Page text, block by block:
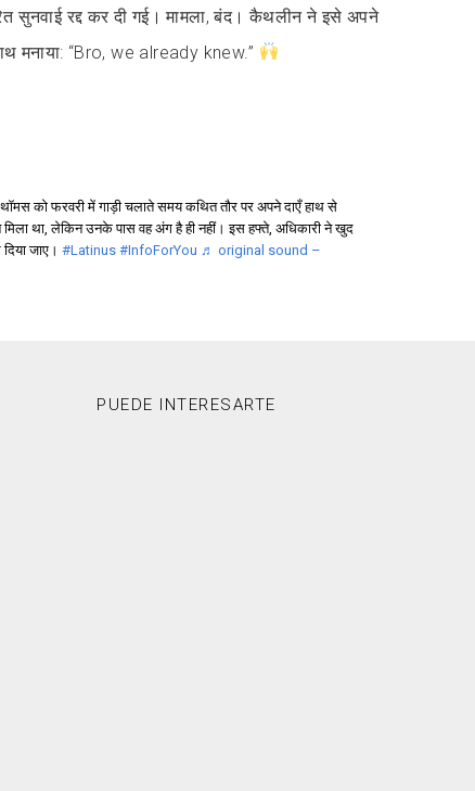
सुनवाई रद्द कर दी गई। मामला, बंद। कैथलीन ने इसे अपने
मनाया: “Bro, we already knew.”
को फरवरी में गाड़ी चलाते समय कथित तौर पर अपने दाएँ हाथ से
था, लेकिन उनके पास वह अंग है ही नहीं। इस हफ्ते, अधिकारी ने खुद
जाए। #Latinus #InfoForYou ♬ original sound –
PUEDE INTERESARTE